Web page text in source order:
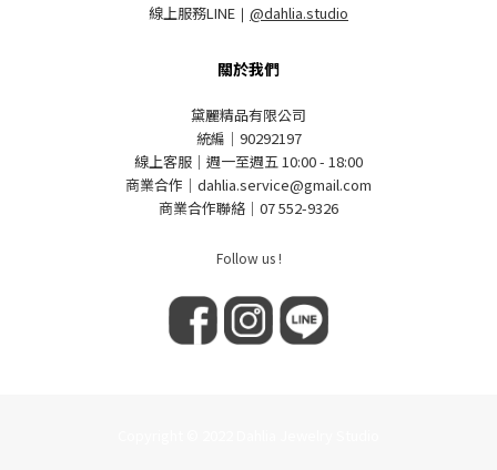
線上服務LINE ｜ @dahlia.studio
關於我們
黛麗精品有限公司
統編｜90292197
線上客服｜週一至週五 10:00 - 18:00
商業合作｜dahlia.service@gmail.com
商業合作聯絡｜07 552-9326
Follow us !